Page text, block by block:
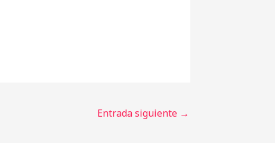
Entrada siguiente →